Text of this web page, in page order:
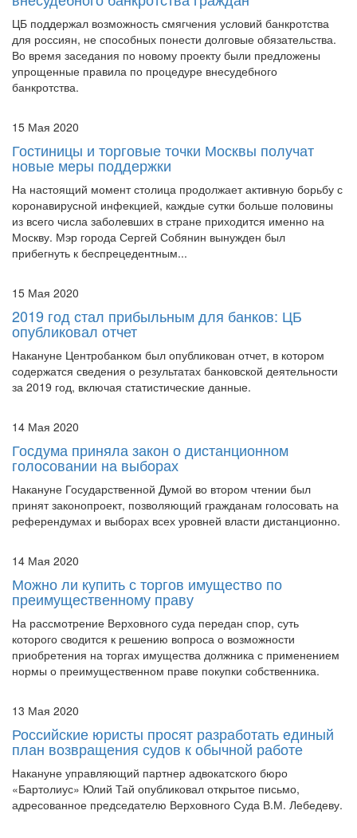
ЦБ поддержал возможность смягчения условий банкротства
для россиян, не способных понести долговые обязательства.
Во время заседания по новому проекту были предложены
упрощенные правила по процедуре внесудебного
банкротства.
Гостиницы и торговые точки Москвы получат
новые меры поддержки
На настоящий момент столица продолжает активную борьбу с
коронавирусной инфекцией, каждые сутки больше половины
из всего числа заболевших в стране приходится именно на
Москву. Мэр города Сергей Собянин вынужден был
прибегнуть к беспрецедентным...
2019 год стал прибыльным для банков: ЦБ
опубликовал отчет
Накануне Центробанком был опубликован отчет, в котором
содержатся сведения о результатах банковской деятельности
за 2019 год, включая статистические данные.
Госдума приняла закон о дистанционном
голосовании на выборах
Накануне Государственной Думой во втором чтении был
принят законопроект, позволяющий гражданам голосовать на
референдумах и выборах всех уровней власти дистанционно.
Можно ли купить с торгов имущество по
преимущественному праву
На рассмотрение Верховного суда передан спор, суть
которого сводится к решению вопроса о возможности
приобретения на торгах имущества должника с применением
нормы о преимущественном праве покупки собственника.
Российские юристы просят разработать единый
план возвращения судов к обычной работе
Накануне управляющий партнер адвокатского бюро
«Бартолиус» Юлий Тай опубликовал открытое письмо,
адресованное председателю Верховного Суда В.М. Лебедеву.